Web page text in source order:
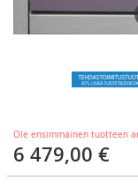
Ole ensimmäinen tuotteen
6 479,00 €